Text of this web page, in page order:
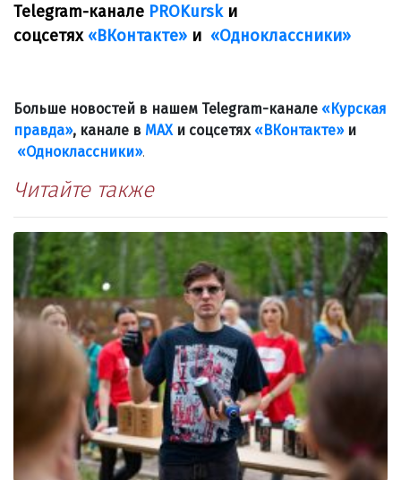
Telegram-канале PROKurskи
соцсетях «ВКонтакте» и «Одноклассники»
Больше новостей в нашем Telegram-канале «Курская
правда», канале в МАХи соцсетях «ВКонтакте»и
«Одноклассники».
Читайте также